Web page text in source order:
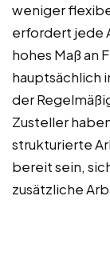
weniger
erfordert jede
hohes Maß an
hauptsächlich
der
Zusteller
strukturierte
bereit sein,
zusätzliche